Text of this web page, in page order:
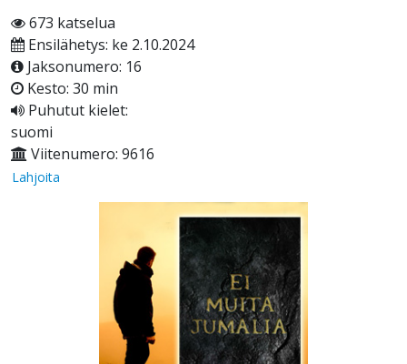
673 katselua
Ensilähetys: ke 2.10.2024
Jaksonumero: 16
Kesto: 30 min
Puhutut kielet:
suomi
Viitenumero: 9616
Lahjoita